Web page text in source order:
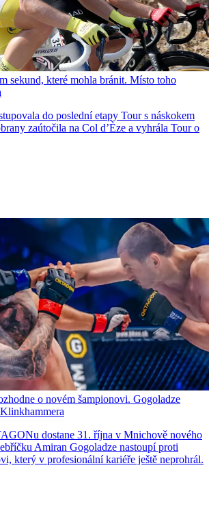
sekund, které mohla bránit. Místo toho
do poslední etapy Tour s náskokem
zaútočila na Col d’Èze a vyhrála Tour o
o novém šampionovi. Gogoladze
dostane 31. října v Mnichově nového
Amiran Gogoladze nastoupí proti
který v profesionální kariéře ještě neprohrál.